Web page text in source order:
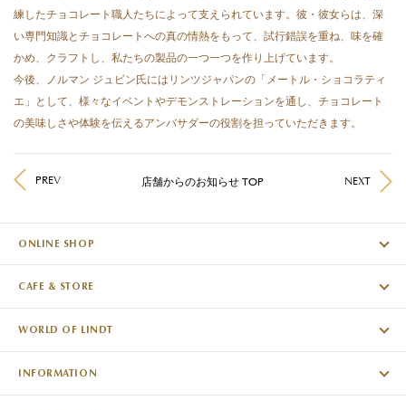
練したチョコレート職人たちによって支えられています。彼・彼女らは、深
い専門知識とチョコレートへの真の情熱をもって、試行錯誤を重ね、味を確
かめ、クラフトし、私たちの製品の一つ一つを作り上げています。
今後、ノルマン ジュビン氏にはリンツジャパンの「メートル・ショコラティ
エ」として、様々なイベントやデモンストレーションを通し、チョコレート
の美味しさや体験を伝えるアンバサダーの役割を担っていただきます。
PREV 店舗からのお知らせ TOP NEXT
ONLINE SHOP
CAFE & STORE
WORLD OF LINDT
INFORMATION